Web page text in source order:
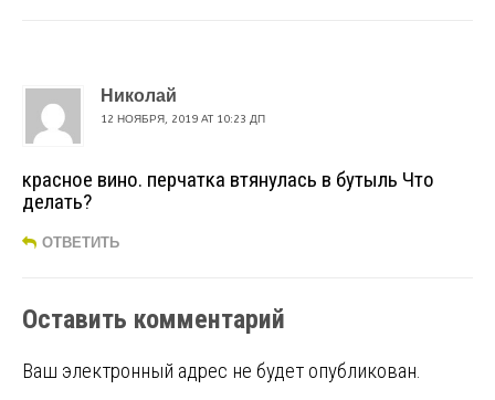
Николай
12 НОЯБРЯ, 2019 AT 10:23 ДП
красное вино. перчатка втянулась в бутыль Что
делать?
ОТВЕТИТЬ
Оставить комментарий
Ваш электронный адрес не будет опубликован.